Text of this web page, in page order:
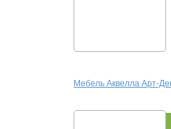
Мебель Аквелла Арт-